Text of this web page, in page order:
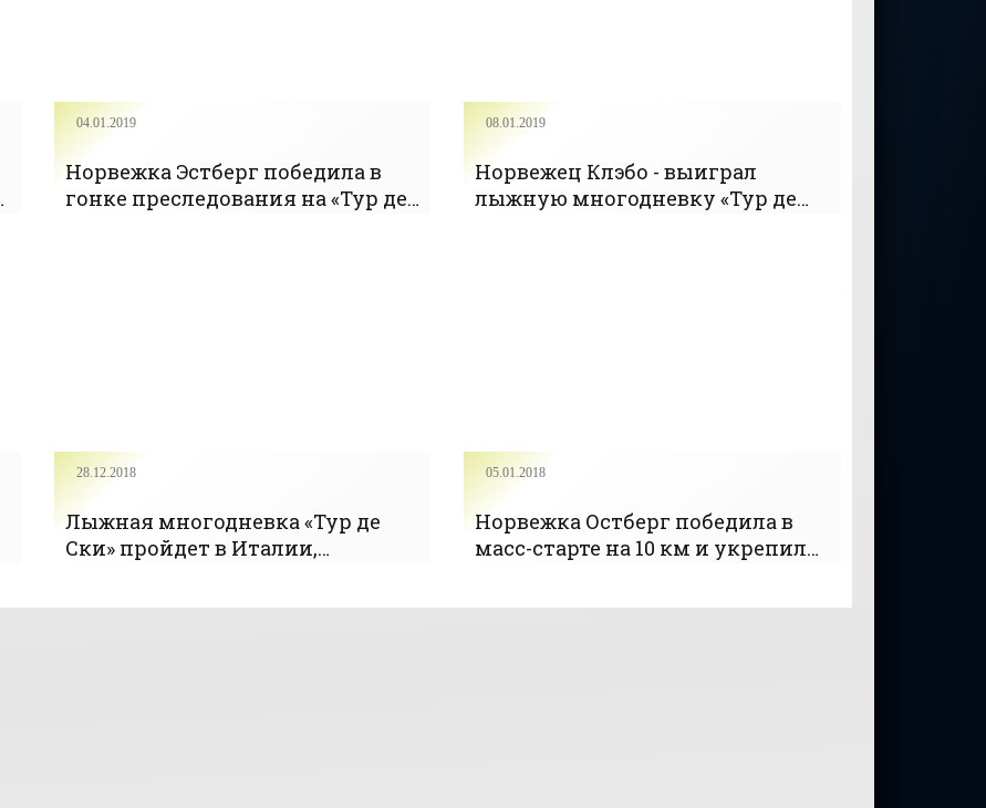
04.01.2019
Норвежка Эстберг победила в
гонке преследования на «Тур де
08.01.2019
Норвежец Клэбо - выиграл
лыжную многодневку «Тур де
28.12.2018
Лыжная многодневка «Тур де
Ски» пройдет в Италии,
«Лыжные гонки»
05.01.2018
Норвежка Остберг победила в
масс-старте на 10 км и укрепила
де Ски»